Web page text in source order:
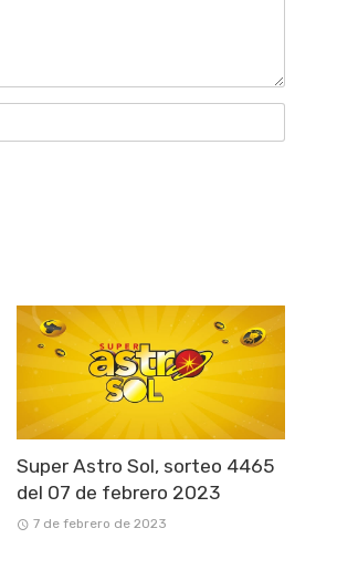
Super Astro Sol, sorteo 4465
del 07 de febrero 2023
7 de febrero de 2023